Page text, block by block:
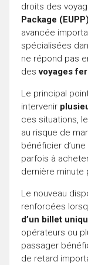
droits des
Package (EUPP)
avancée
spécialisées
ne répond pas
desvoyages
Le principal
intervenir
ces situations,
au risque de
bénéficier
parfois à
dernière minute
Le nouveau
renforcées
d’un billet
opérateurs ou
passager
de retard